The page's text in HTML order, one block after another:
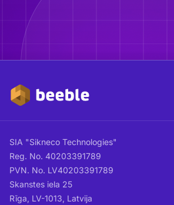
SIA "Sikneco Technologies"
Reg. No. 40203391789
PVN. No. LV40203391789
Skanstes iela 25
Rīga, LV-1013, Latvija